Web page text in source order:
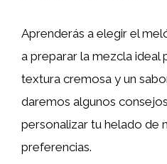
Aprenderás a elegir el
a preparar la mezcla ideal
textura cremosa y un
daremos algunos
personalizar tu helado de
preferencias.